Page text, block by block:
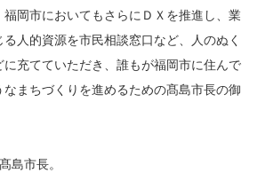
岡市においてもさらにＤＸを推進し、業
人的資源を市民相談窓口など、人のぬく
に充てていただき、誰もが福岡市に住んで
まちづくりを進めるための髙島市長の御
島市長。